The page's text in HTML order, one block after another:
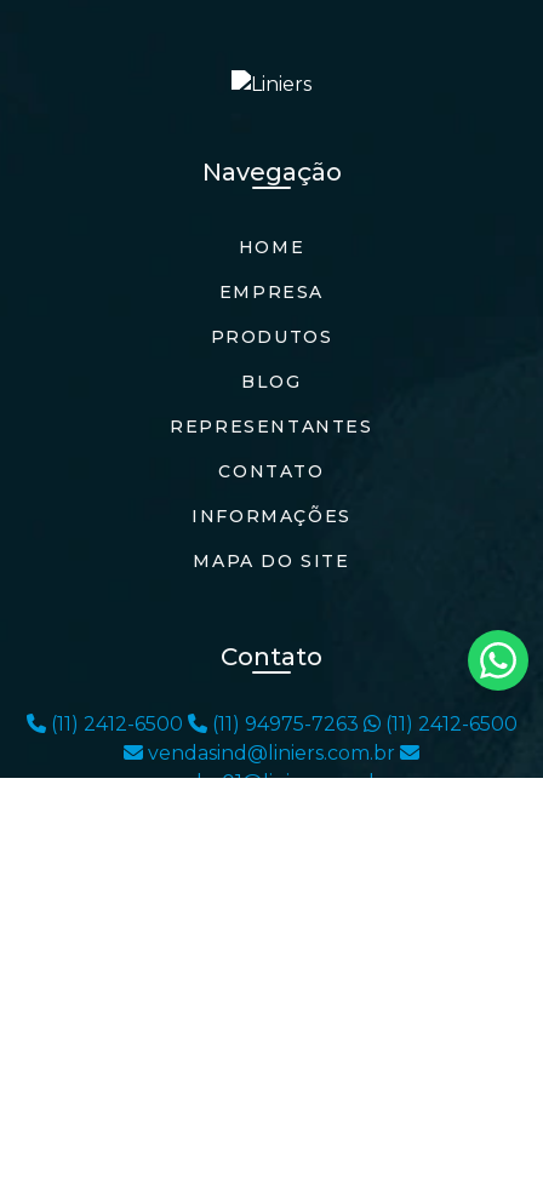
Navegação
HOME
EMPRESA
PRODUTOS
BLOG
REPRESENTANTES
CONTATO
INFORMAÇÕES
MAPA DO SITE
Contato
(11) 2412-6500 (11) 94975-7263
(11) 2412-6500
vendasind@liniers.com.br
vendas01@liniers.com.br